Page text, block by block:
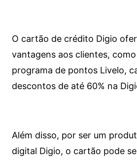
O cartão de crédito Digio
vantagens aos clientes,
programa de pontos Livelo,
descontos de até 60% na
Além disso, por ser um
digital Digio, o cartão pode